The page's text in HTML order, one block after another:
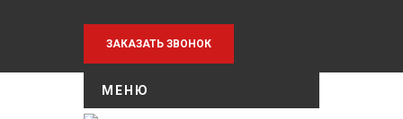
МЕНЮ